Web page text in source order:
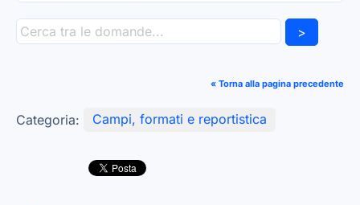
>
« Torna alla pagina precedente
Categoria: Campi, formati e reportistica